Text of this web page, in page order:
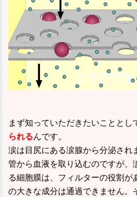
まず知っていただきたいこととし
られるんです。
涙は目尻にある涙腺から分泌され
管から血液を取り込むのですが、
る細胞膜は、フィルターの役割が
の大きな成分は通過できません。